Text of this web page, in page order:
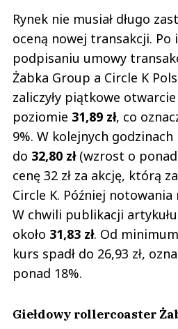
Rynek nie musiał długo
oceną nowej transakcji.
podpisaniu umowy
Żabka Group a Circle K
zaliczyły piątkowe otwarcie
poziomie 31,89 zł, co
9%. W kolejnych
do 32,80 zł (wzrost o
cenę 32 zł za akcję, którą
Circle K. Później notowania
W chwili publikacji
około 31,83 zł. Od
kurs spadł do 26,93 zł,
ponad 18%.
Giełdowy rollercoaster